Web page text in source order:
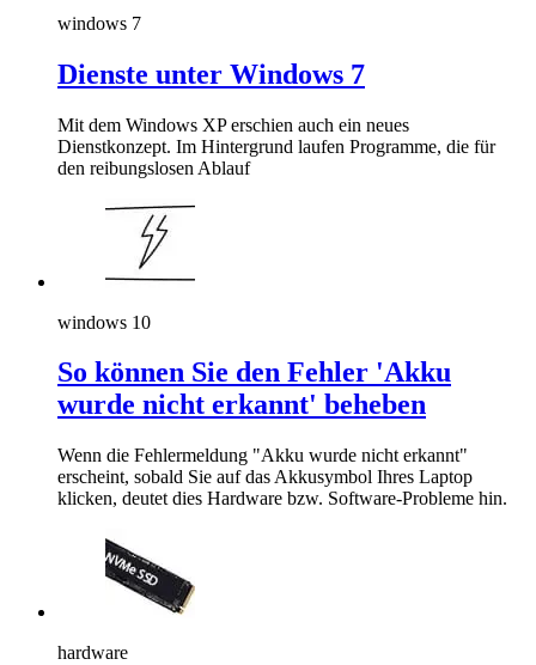
windows 7
Dienste unter Windows 7
Mit dem Windows XP erschien auch ein neues
Dienstkonzept. Im Hintergrund laufen Programme, die für
den reibungslosen Ablauf
windows 10
So können Sie den Fehler 'Akku
wurde nicht erkannt' beheben
Wenn die Fehlermeldung "Akku wurde nicht erkannt"
erscheint, sobald Sie auf das Akkusymbol Ihres Laptop
klicken, deutet dies Hardware bzw. Software-Probleme hin.
hardware